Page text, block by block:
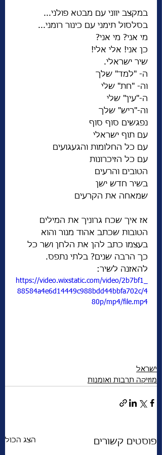
במקצב יווני עם מבטא פולני...
בסלסול תימני עם כינור רומני...
מי אני? מי אני?
כן אני! אלי אלי!
שיר ישראלי.
ה- "למד" שלך
וה- "חת" שלי
ה-"עין" שלי
וה-"ריש" שלך
נפגשים סוף סוף
עם תוף ישראלי
עם כל החלומות והגעגועים
עם כל הזיכרונות
הטובים והרעים
בשיר חדש ישן
שמאחה את הקרעים
אז איך שכח גרוניך את המילים
הטובות שכתב אהוד מנור והוא
בעצמו כתב להן את הלחן ושר כל
כך הרבה שנים? בלתי נתפס.
להאזנה לשיר:
https://video.wixstatic.com/video/2b7bf1_
88584a4e6d14449c988bdd44bbfa702c/4
80p/mp4/file.mp4
ישראל
מוזיקה תרבות ואומנות
פוסטים קשורים הצג הכול